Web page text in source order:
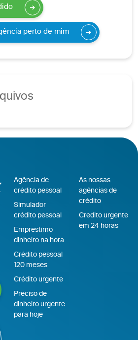
perto de mim
Agência de
crédito pessoal
Simulador
crédito pessoal
Emprestimo
dinheiro na hora
Crédito pessoal
120 meses
Crédito urgente
Preciso de
dinheiro urgente
para hoje
As nossas
agências de
crédito
Credito urgente
em 24 horas